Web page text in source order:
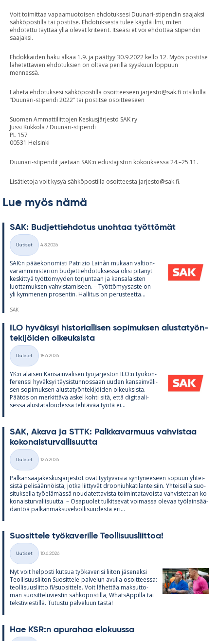
Voit toimittaa vapaamuotoisen ehdotuksesi Duunari-stipendin saajaksi
sähköpostilla tai postitse. Ehdotuksesta tulee käydä ilmi, miten
ehdotettu täyttää yllä olevat kriteerit. Itseäsi et voi ehdottaa stipendin
saajaksi.
Ehdokkaiden haku alkaa 1.9. ja päättyy 30.9.2022 kello 12. Myös postitse
lähetettävien ehdotuksien on oltava perillä syyskuun loppuun
mennessä.
Lähetä ehdotuksesi sähköpostilla osoitteeseen jarjesto@sak.fi otsikolla
”Duunari-stipendi 2022” tai postitse osoitteeseen
Suomen Ammattiliittojen Keskusjärjestö SAK ry
Jussi Kukkola / Duunari-stipendi
PL 157
00531 Helsinki
Duunari-stipendit jaetaan SAK:n edustajiston kokouksessa 24.–25.11.
Lisätietoja voit kysyä sähköpostilla osoitteesta jarjesto@sak.fi.
Lue myös nämä
SAK: Bud­jet­tieh­do­tus unoh­taa työt­tö­mät
Kategoriat
Uutiset
4.8.2026
SAK:n pää­e­ko­no­misti Pat­rizio Lainàn mu­kaan val­tion­
va­rain­mi­nis­te­riön bud­jet­tieh­do­tuk­sessa olisi pi­tä­nyt
kes­kit­tyä työt­tö­myy­den tor­jun­taan ja kan­sa­lais­ten
luot­ta­muk­sen vah­vis­ta­mi­seen. – Työt­tö­myy­saste on
yli kym­me­nen pro­sen­tin. Hal­li­tus on pe­rus­teetta...
SAK
ILO hy­väk­syi his­to­rial­li­sen so­pi­muk­sen alus­ta­työn­
te­ki­jöi­den oi­keuk­sista
Kategoriat
Uutiset
15.6.2026
YK:n alai­sen Kan­sain­vä­li­sen työ­jär­jes­tön ILO:n työ­kon­
fe­renssi hy­väk­syi täy­sis­tun­nos­saan uu­den kan­sain­vä­li­
sen so­pi­muk­sen alus­ta­työn­te­ki­jöi­den oi­keuk­sista.
Pää­tös on mer­kit­tävä as­kel kohti sitä, että di­gi­taa­li­
sessa alus­ta­ta­lou­dessa teh­tä­vää työtä ei...
SAK, Akava ja STTK: Palk­ka­var­muus vah­vis­taa
ko­ko­nais­tur­val­li­suutta
Kategoriat
Uutiset
12.6.2026
Pal­kan­saa­ja­kes­kus­jär­jes­töt ovat tyy­ty­väi­siä syn­ty­nee­seen so­puun yh­tei­
sistä pe­li­sään­nöistä, jotka liit­ty­vät droo­niuh­ka­ti­lan­tei­siin. Yh­tei­sellä suo­
si­tuk­sella työ­elä­mässä nou­da­tet­ta­vista toi­min­ta­ta­voista vah­vis­te­taan ko­
ko­nais­tur­val­li­suutta. – Os­a­puo­let tul­kit­se­vat voi­massa ole­vaa työ­lain­sää­
dän­töä pal­kan­mak­su­vel­vol­li­suu­desta eri...
Suo­sit­tele työ­ka­ve­rille Teol­li­suus­liit­toa!
Kategoriat
Uutiset
10.6.2026
Nyt voit hel­posti kut­sua työ­ka­ve­risi lii­ton jä­se­neksi
Teol­li­suus­lii­ton Suo­sit­tele-pal­ve­lun avulla osoit­teessa:
teol­li­suus­liitto.fi/suo­sit­tele. Voit lä­het­tää mak­sut­to­
man suo­sit­te­lu­vies­tin säh­kö­pos­tilla, What­sAp­pilla tai
teks­ti­vies­tillä. Tu­tustu pal­ve­luun tästä!
Hae KSR:n apu­ra­haa elo­kuussa